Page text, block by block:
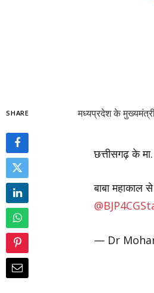
SHARE मध्यप्रदेश के
छत्तीसगढ़ के
बाबा महाकाल
— Dr